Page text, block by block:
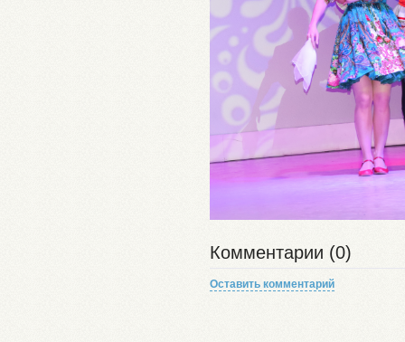
Комментарии (0)
Оставить комментарий